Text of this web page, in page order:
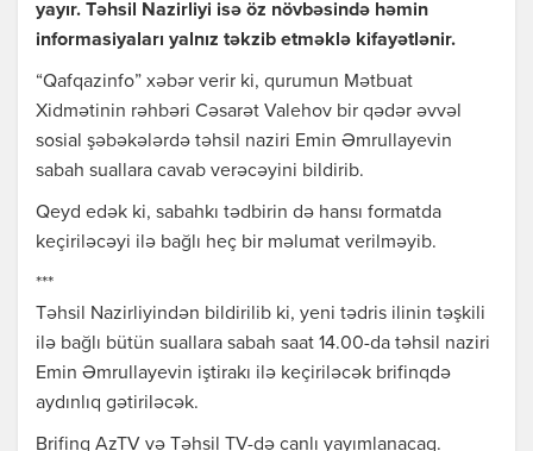
yayır. Təhsil Nazirliyi isə öz növbəsində həmin
informasiyaları yalnız təkzib etməklə kifayətlənir.
“Qafqazinfo” xəbər verir ki, qurumun Mətbuat
Xidmətinin rəhbəri Cəsarət Valehov bir qədər əvvəl
sosial şəbəkələrdə təhsil naziri Emin Əmrullayevin
sabah suallara cavab verəcəyini bildirib.
Qeyd edək ki, sabahkı tədbirin də hansı formatda
keçiriləcəyi ilə bağlı heç bir məlumat verilməyib.
***
Təhsil Nazirliyindən bildirilib ki, yeni tədris ilinin təşkili
ilə bağlı bütün suallara sabah saat 14.00-da təhsil naziri
Emin Əmrullayevin iştirakı ilə keçiriləcək brifinqdə
aydınlıq gətiriləcək.
Brifinq AzTV və Təhsil TV-də canlı yayımlanacaq.